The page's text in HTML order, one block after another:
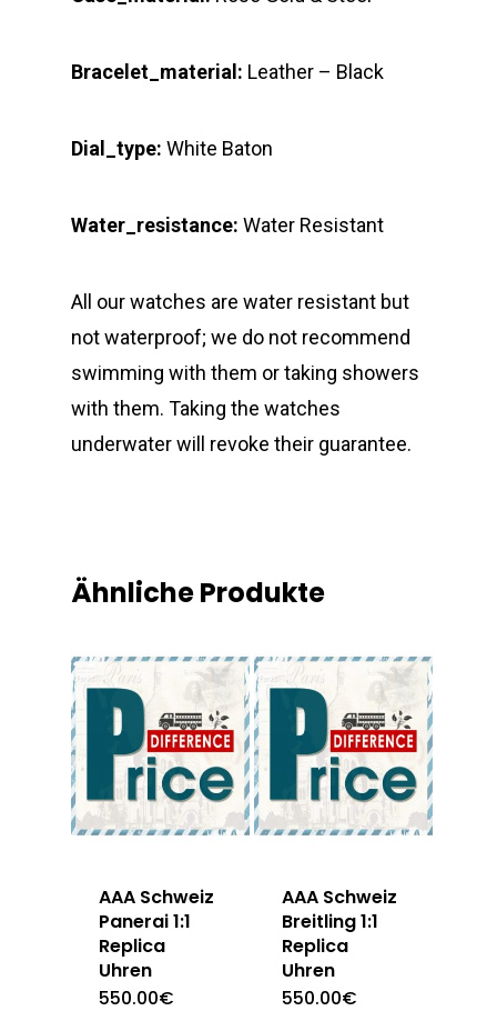
Bracelet_material: Leather – Black
Dial_type: White Baton
Water_resistance: Water Resistant
All our watches are water resistant but
not waterproof; we do not recommend
swimming with them or taking showers
with them. Taking the watches
underwater will revoke their guarantee.
Ähnliche Produkte
AAA Schweiz
Panerai 1:1
Replica
Uhren
550.00€
AAA Schweiz
Breitling 1:1
Replica
Uhren
550.00€